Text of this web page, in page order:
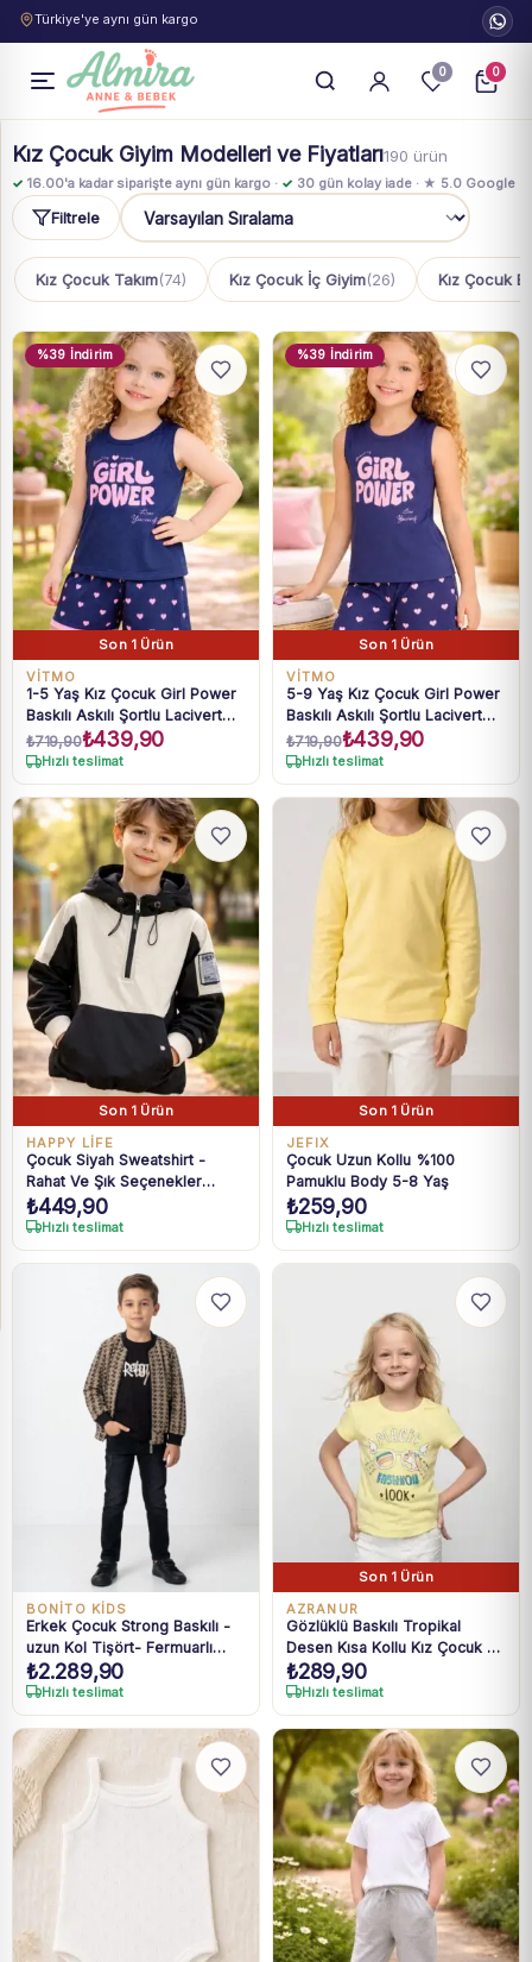
Türkiye'ye aynı gün kargo
0 0
Kız Çocuk Giyim Modelleri ve Fiyatları190 ürün
✓ 16.00'a kadar siparişte aynı gün kargo · ✓ 30 gün kolay iade · ★ 5.0 Google
Filtrele
Sıralama
Kız Çocuk Takım(74) Kız Çocuk İç Giyim(26) Kız Çocuk
%39 İndirim
Son 1 Ürün
VİTMO
1-5 Yaş Kız Çocuk Girl Power
Baskılı Askılı Şortlu Lacivert
Pijama Takımı
₺719,90₺439,90
Hızlı teslimat
%39 İndirim
Son 1 Ürün
VİTMO
5-9 Yaş Kız Çocuk Girl Power
Baskılı Askılı Şortlu Lacivert
Pijama Takımı
₺719,90₺439,90
Hızlı teslimat
Son 1 Ürün
HAPPY LİFE
Çocuk Siyah Sweatshirt -
Rahat Ve Şık Seçenekler
Çocuklar İçin
₺449,90
Hızlı teslimat
Son 1 Ürün
JEFIX
Çocuk Uzun Kollu %100
Pamuklu Body 5-8 Yaş
₺259,90
Hızlı teslimat
BONİTO KİDS
Erkek Çocuk Strong Baskılı -
uzun Kol Tişört- Fermuarlı
Hırkalı- Kot Pantolon Takım
₺2.289,90
Hızlı teslimat
Son 1 Ürün
AZRANUR
Gözlüklü Baskılı Tropikal
Desen Kısa Kollu Kız Çocuk T
- Shirt - Mor, 3 - 4 Yaş
₺289,90
Hızlı teslimat